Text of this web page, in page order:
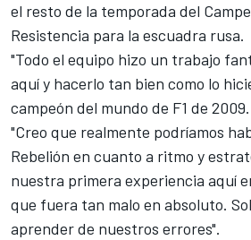
el resto de la temporada del
Resistencia para la escuadra rusa.
"Todo el equipo hizo un trabajo
aquí y hacerlo tan bien como lo
campeón del mundo de F1 de 2009.
"Creo que realmente podríamos
Rebelión en cuanto a ritmo y
nuestra primera experiencia aquí
que fuera tan malo en absoluto.
aprender de nuestros errores".